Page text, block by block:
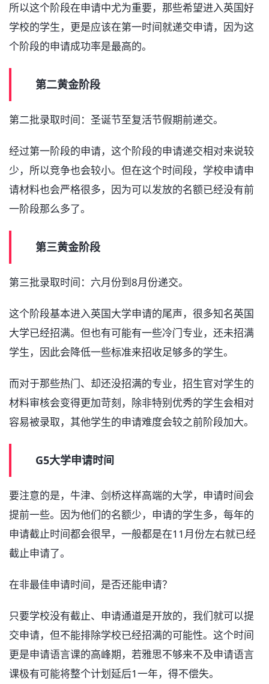
所以这个阶段在申请中尤为重要，那些希望进入英国好
学校的学生，更是应该在第一时间就递交申请，因为这
个阶段的申请成功率是最高的。
第二黄金阶段
第二批录取时间：圣诞节至复活节假期前递交。
经过第一阶段的申请，这个阶段的申请递交相对来说较
少，所以竞争也会较小。但在这个时间段，学校申请申
请材料也会严格很多，因为可以发放的名额已经没有前
一阶段那么多了。
第三黄金阶段
第三批录取时间：六月份到8月份递交。
这个阶段基本进入英国大学申请的尾声，很多知名英国
大学已经招满。但也有可能有一些冷门专业，还未招满
学生，因此会降低一些标准来招收足够多的学生。
而对于那些热门、却还没招满的专业，招生官对学生的
材料审核会变得更加苛刻，除非特别优秀的学生会相对
容易被录取，其他学生的申请难度会较之前阶段加大。
G5大学申请时间
要注意的是，牛津、剑桥这样高端的大学，申请时间会
提前一些。因为他们的名额少，申请的学生多，每年的
申请截止时间都会很早，一般都是在11月份左右就已经
截止申请了。
在非最佳申请时间，是否还能申请？
只要学校没有截止、申请通道是开放的，我们就可以提
交申请，但不能排除学校已经招满的可能性。这个时间
更是申请语言课的高峰期，若雅思不够来不及申请语言
课极有可能将整个计划延后1一年，得不偿失。